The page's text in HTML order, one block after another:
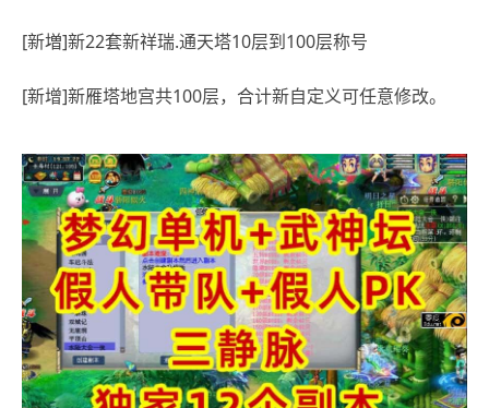
[新増]新22套新祥瑞.通天塔10层到100层称号
[新增]新雁塔地宫共100层，合计新自定义可任意修改。